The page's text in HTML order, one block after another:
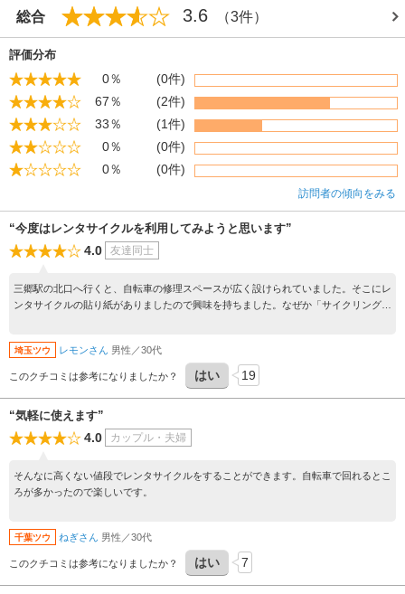
総合 3.6 （3件）
評価分布
0％
(0件)
67％
(2件)
33％
(1件)
0％
(0件)
0％
(0件)
訪問者の傾向をみる
“今度はレンタサイクルを利用してみようと思います”
4.0 友達同士
三郷駅の北口へ行くと、自転車の修理スペースが広く設けられていました。そこにレ
ンタサイクルの貼り紙がありましたので興味を持ちました。なぜか「サイクリング
の方の説明によると、サイクリング用の方がギアの段数が多いとのこと。一時利用の
普通の自転車でも3段のギアがついているので、利用にあたっては問題ないですし、
利用時間も同じなのだそうです。次回、三郷市内を観光する際は一時利用の形でレン
埼玉ツウ レモンさん 男性／30代
このクチコミは参考になりましたか？ はい 19
“気軽に使えます”
4.0 カップル・夫婦
そんなに高くない値段でレンタサイクルをすることができます。自転車で回れるとこ
ろが多かったので楽しいです。
千葉ツウ ねぎさん 男性／30代
このクチコミは参考になりましたか？ はい 7